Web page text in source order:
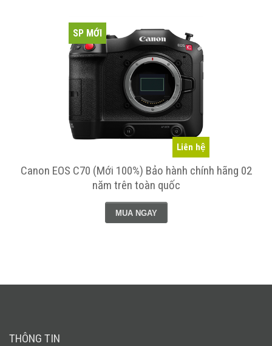
Liên hệ
SP MỚI
Canon EOS C70 (Mới 100%) Bảo hành chính hãng 02
năm trên toàn quốc
MUA NGAY
THÔNG TIN